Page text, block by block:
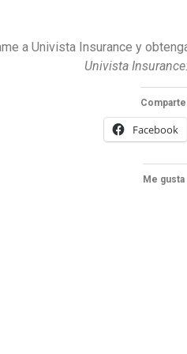
a Univista Insurance y
Univista
Facebook
Me